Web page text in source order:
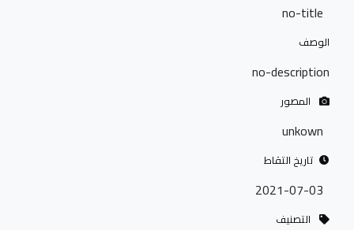
no-title
الوصف
no-description
المصور
unkown
تاريخ التقاط
2021-07-03
التصنيف